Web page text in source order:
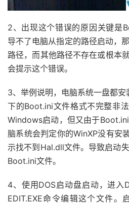
2、出现这个错误的原因关键是
导不了电脑从指定的路径启动，
路径，而其他路径不存在或根本
会提示这个错误。
3、举例说明，电脑系统一盘都
下的Boot.ini文件格式不完整非
Windows启动，但又由于
脑系统会判定你的WinXP没有安
示找不到Hal.dll文件。导致启动
Boot.ini文件。
4、使用DOS启动盘启动，进入
EDIT.EXE命令编辑这个文件。